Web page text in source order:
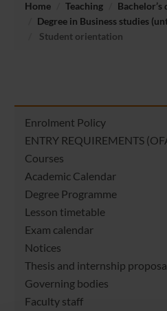
Home Teaching
Degree in Business studies
Student orientation
Enrolment Policy
ENTRY REQUIREMENTS
Courses
Academic Calendar
Degree Programme
Lesson timetable
Exam calendar
Notices
Thesis and internship
Governing bodies
Faculty staff